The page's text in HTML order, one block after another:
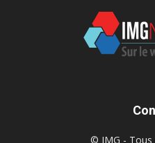
© IMG - Tous